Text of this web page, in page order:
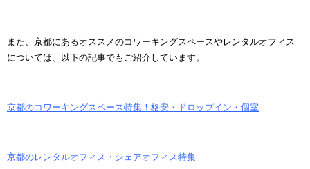
また、京都にあるオススメのコワーキングスペースやレンタルオフィス
については、以下の記事でもご紹介しています。
京都のコワーキングスペース特集！格安・ドロップイン・個室
京都のレンタルオフィス・シェアオフィス特集